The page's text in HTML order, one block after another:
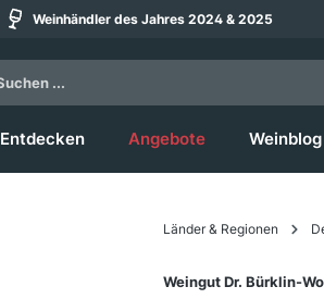
Weinhändler des Jahres 2024 & 2025
Entdecken Angebote Weinblog
Länder & Regionen
Weingut Dr. Bürklin-